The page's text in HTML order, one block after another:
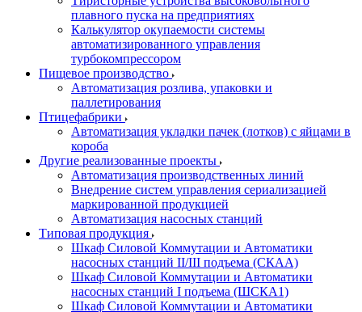
плавного пуска на предприятиях
Калькулятор окупаемости системы
автоматизированного управления
турбокомпрессором
Пищевое производство
Автоматизация розлива, упаковки и
паллетирования
Птицефабрики
Автоматизация укладки пачек (лотков) с яйцами в
короба
Другие реализованные проекты
Автоматизация производственных линий
Внедрение систем управления сериализацией
маркированной продукцией
Автоматизация насосных станций
Типовая продукция
Шкаф Силовой Коммутации и Автоматики
насосных станций II/III подъема (СКАА)
Шкаф Силовой Коммутации и Автоматики
насосных станций I подъема (ШСКА1)
Шкаф Силовой Коммутации и Автоматики